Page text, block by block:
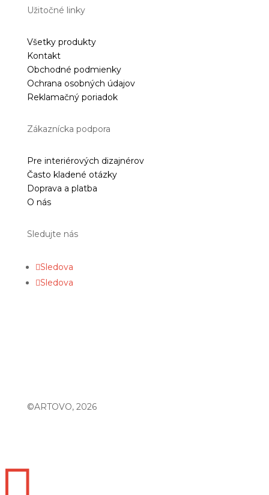
Užitočné linky
Všetky produkty
Kontakt
Obchodné podmienky
Ochrana osobných údajov
Reklamačný poriadok
Zákaznícka podpora
Pre interiérových dizajnérov
Často kladené otázky
Doprava a platba
O nás
Sledujte nás
Sledova
Sledova
©ARTOVO, 2026